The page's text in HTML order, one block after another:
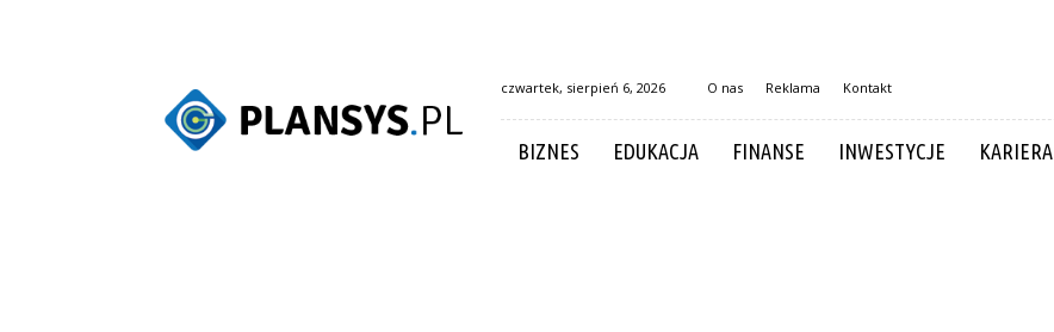
czwartek, sierpień 6, 2026 O nas Reklama Kontakt
BIZNES EDUKACJA FINANSE INWESTYCJE KARIERA